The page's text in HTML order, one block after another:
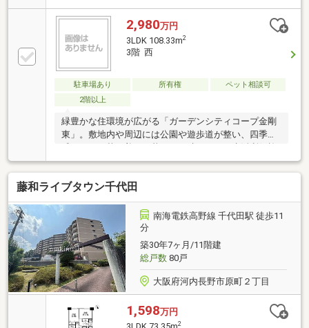
2,980万円
3LDK 108.33m2
3階 西
駐車場あり 所有権
ペット相談可
2階以上
緑豊かな住環境が広がる「ガーデンシティコープ金剛
東」。敷地内や周辺には公園や遊歩道が整い、四季を
設も身近に揃い、日々の買い物や通勤・通学にも配慮
された立地。世代を問わず住みやすく、将来を見据え
た住まいとしてもおすすめのマンションです。実際の
住環境や雰囲気は、ぜひ現地でご確認ください。
藤和ライブタウン千代田
南海電鉄高野線 千代田駅 徒歩11
分
築30年7ヶ月/11階建
総戸数80戸
大阪府河内長野市原町２丁目
1,598万円
2